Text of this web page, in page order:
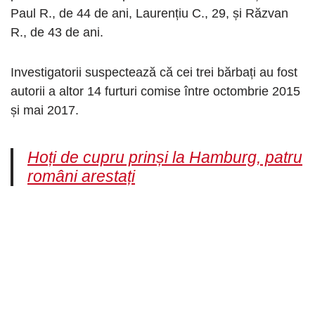
Paul R., de 44 de ani, Laurențiu C., 29, și Răzvan
R., de 43 de ani.
Investigatorii suspectează că cei trei bărbați au fost
autorii a altor 14 furturi comise între octombrie 2015
și mai 2017.
Hoți de cupru prinși la Hamburg, patru
români arestați